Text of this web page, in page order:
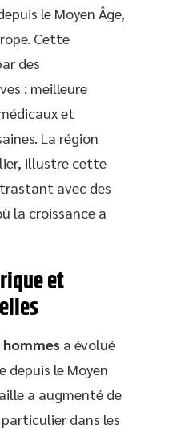
le Moyen Âge,
Cette
des
: meilleure
et
La région
illustre cette
avec des
la croissance a
et
a évolué
depuis le Moyen
a augmenté de
dans les